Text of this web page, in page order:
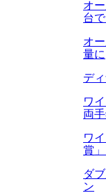
オ
台
オ
量に
デ
ワ
両
ワ
賞
ダ
ン